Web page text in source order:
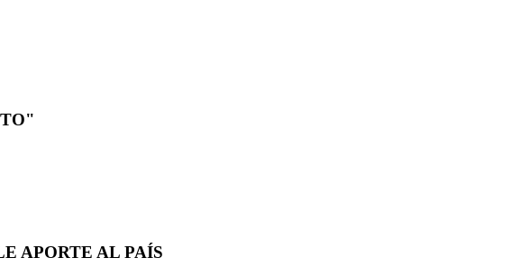
APORTE AL PAÍS